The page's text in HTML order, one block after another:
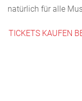
natürlich für alle
TICKETS KAUFEN